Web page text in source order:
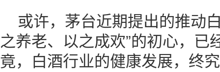
或许，茅台近期提出的推动
之养老、以之成欢”的初心，已
竟，白酒行业的健康发展，终